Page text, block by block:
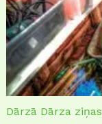
Dārzā Dārza ziņas